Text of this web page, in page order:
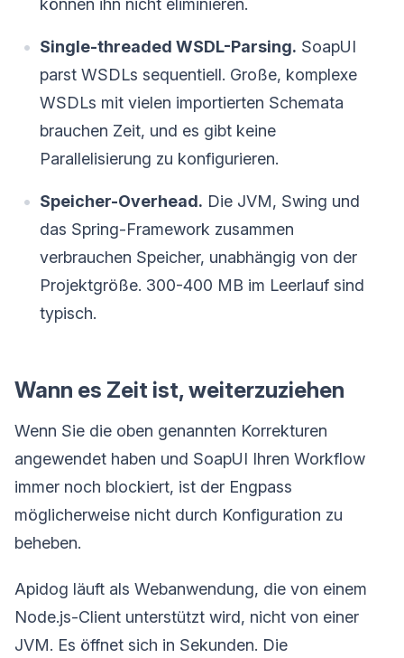
können ihn nicht eliminieren.
Single-threaded WSDL-Parsing. SoapUI
parst WSDLs sequentiell. Große, komplexe
WSDLs mit vielen importierten Schemata
brauchen Zeit, und es gibt keine
Parallelisierung zu konfigurieren.
Speicher-Overhead. Die JVM, Swing und
das Spring-Framework zusammen
verbrauchen Speicher, unabhängig von der
Projektgröße. 300-400 MB im Leerlauf sind
typisch.
Wann es Zeit ist, weiterzuziehen
Wenn Sie die oben genannten Korrekturen
angewendet haben und SoapUI Ihren Workflow
immer noch blockiert, ist der Engpass
möglicherweise nicht durch Konfiguration zu
beheben.
Apidog läuft als Webanwendung, die von einem
Node.js-Client unterstützt wird, nicht von einer
JVM. Es öffnet sich in Sekunden. Die